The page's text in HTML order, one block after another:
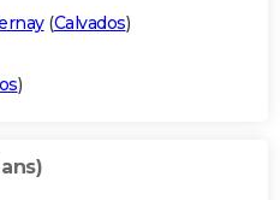
(Calvados)
)